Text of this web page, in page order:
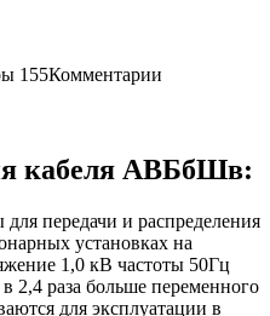
155Комментарии
кабеля АВБбШв:
передачи и распределения
установках на
1,0 кВ частоты 50Гц
2,4 раза больше переменного
для эксплуатации в